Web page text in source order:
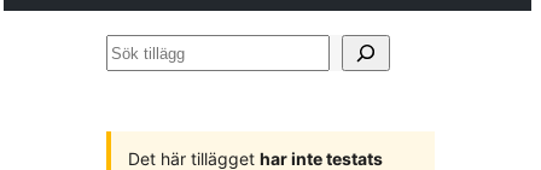
Sök
Det här tillägget har inte testats